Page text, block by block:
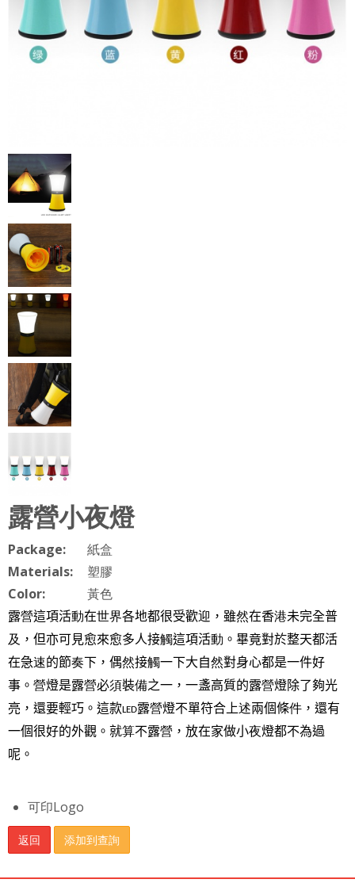
露營小夜燈
Package:
紙盒
Materials:
塑膠
Color:
黃色
露營這項活動在世界各地都很受歡迎 ，雖然在香港未完全普
及 ，但亦可見愈來愈多人接觸這項活動 。畢竟對於整天都活
在急速的節奏下，偶然接觸一下大自然對身心都是一件好
事。 營燈是露營必須裝備之一，一盞高質的露營燈除了夠光
亮，還要輕巧。這款LED露營燈不單符合上述兩個條件 ，還有
一個很好的外觀。就算不露營 ，放在家做小夜燈都不為過
呢。
可印Logo
返回 添加到查詢